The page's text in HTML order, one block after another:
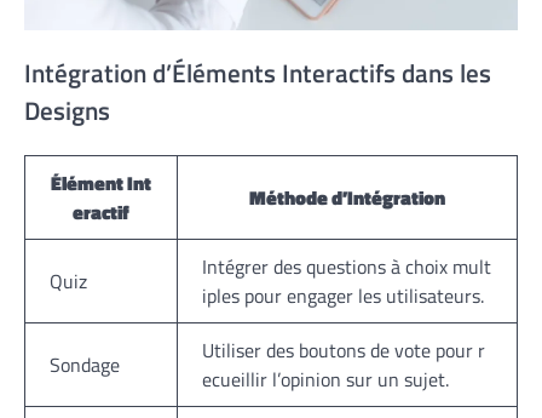
Intégration d’Éléments Interactifs dans les
Designs
Élément Int
eractif
Méthode d’Intégration
Quiz
Intégrer des questions à choix mult
iples pour engager les utilisateurs.
Sondage
Utiliser des boutons de vote pour r
ecueillir l’opinion sur un sujet.